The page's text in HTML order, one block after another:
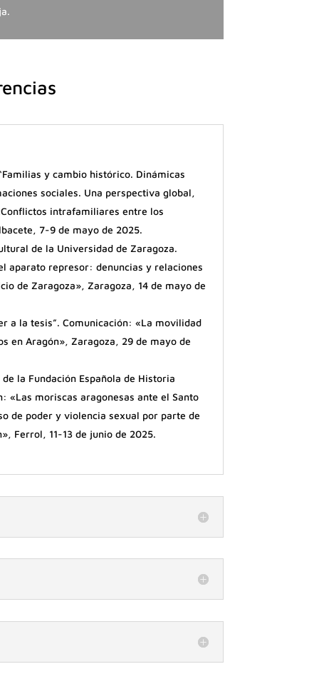
y cambio histórico. Dinámicas
sociales. Una perspectiva global,
intrafamiliares entre los
7-9 de mayo de 2025.
de la Universidad de Zaragoza.
aparato represor: denuncias y relaciones
de Zaragoza», Zaragoza, 14 de mayo de
a la tesis”. Comunicación: «La movilidad
en Aragón», Zaragoza, 29 de mayo de
la Fundación Española de Historia
«Las moriscas aragonesas ante el Santo
de poder y violencia sexual por parte de
Ferrol, 11-13 de junio de 2025.